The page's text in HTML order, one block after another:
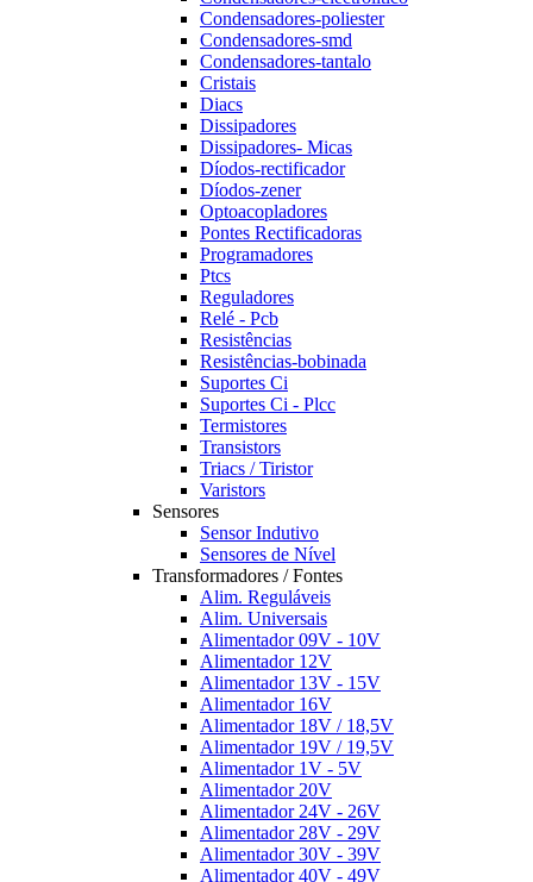
Condensadores-poliester
Condensadores-smd
Condensadores-tantalo
Cristais
Diacs
Dissipadores
Dissipadores- Micas
Díodos-rectificador
Díodos-zener
Optoacopladores
Pontes Rectificadoras
Programadores
Ptcs
Reguladores
Relé - Pcb
Resistências
Resistências-bobinada
Suportes Ci
Suportes Ci - Plcc
Termistores
Transistors
Triacs / Tiristor
Varistors
Sensores
Sensor Indutivo
Sensores de Nível
Transformadores / Fontes
Alim. Reguláveis
Alim. Universais
Alimentador 09V - 10V
Alimentador 12V
Alimentador 13V - 15V
Alimentador 16V
Alimentador 18V / 18,5V
Alimentador 19V / 19,5V
Alimentador 1V - 5V
Alimentador 20V
Alimentador 24V - 26V
Alimentador 28V - 29V
Alimentador 30V - 39V
Alimentador 40V - 49V